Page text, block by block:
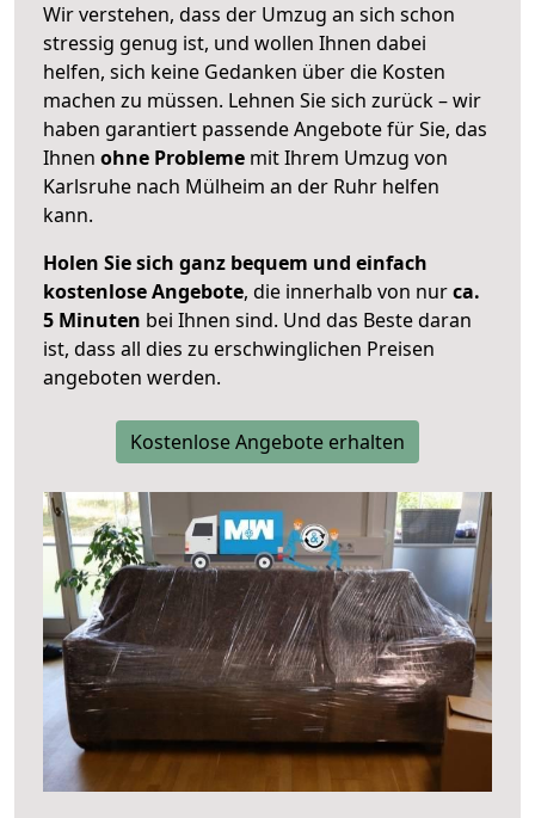
Wir verstehen, dass der Umzug an sich schon
stressig genug ist, und wollen Ihnen dabei
helfen, sich keine Gedanken über die Kosten
machen zu müssen. Lehnen Sie sich zurück – wir
haben garantiert passende Angebote für Sie, das
Ihnen ohne Probleme mit Ihrem Umzug von
Karlsruhe nach Mülheim an der Ruhr helfen
kann.
Holen Sie sich ganz bequem und einfach
kostenlose Angebote, die innerhalb von nurca.
5 Minuten bei Ihnen sind. Und das Beste daran
ist, dass all dies zu erschwinglichen Preisen
angeboten werden.
Kostenlose Angebote erhalten